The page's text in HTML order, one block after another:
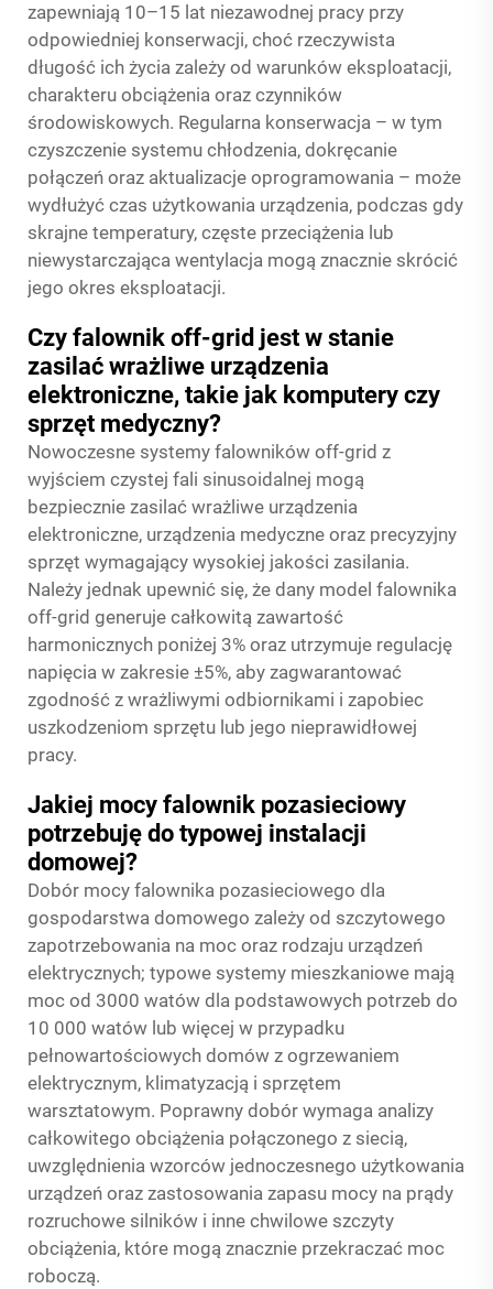
zapewniają 10–15 lat niezawodnej pracy przy
odpowiedniej konserwacji, choć rzeczywista
długość ich życia zależy od warunków eksploatacji,
charakteru obciążenia oraz czynników
środowiskowych. Regularna konserwacja – w tym
czyszczenie systemu chłodzenia, dokręcanie
połączeń oraz aktualizacje oprogramowania – może
wydłużyć czas użytkowania urządzenia, podczas gdy
skrajne temperatury, częste przeciążenia lub
niewystarczająca wentylacja mogą znacznie skrócić
jego okres eksploatacji.
Czy falownik off-grid jest w stanie
zasilać wrażliwe urządzenia
elektroniczne, takie jak komputery czy
sprzęt medyczny?
Nowoczesne systemy falowników off-grid z
wyjściem czystej fali sinusoidalnej mogą
bezpiecznie zasilać wrażliwe urządzenia
elektroniczne, urządzenia medyczne oraz precyzyjny
sprzęt wymagający wysokiej jakości zasilania.
Należy jednak upewnić się, że dany model falownika
off-grid generuje całkowitą zawartość
harmonicznych poniżej 3% oraz utrzymuje regulację
napięcia w zakresie ±5%, aby zagwarantować
zgodność z wrażliwymi odbiornikami i zapobiec
uszkodzeniom sprzętu lub jego nieprawidłowej
pracy.
Jakiej mocy falownik pozasieciowy
potrzebuję do typowej instalacji
domowej?
Dobór mocy falownika pozasieciowego dla
gospodarstwa domowego zależy od szczytowego
zapotrzebowania na moc oraz rodzaju urządzeń
elektrycznych; typowe systemy mieszkaniowe mają
moc od 3000 watów dla podstawowych potrzeb do
10 000 watów lub więcej w przypadku
pełnowartościowych domów z ogrzewaniem
elektrycznym, klimatyzacją i sprzętem
warsztatowym. Poprawny dobór wymaga analizy
całkowitego obciążenia połączonego z siecią,
uwzględnienia wzorców jednoczesnego użytkowania
urządzeń oraz zastosowania zapasu mocy na prądy
rozruchowe silników i inne chwilowe szczyty
obciążenia, które mogą znacznie przekraczać moc
roboczą.